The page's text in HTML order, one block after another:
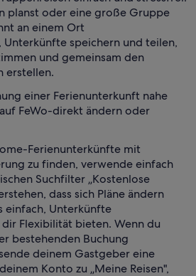
planst oder eine große Gruppe
an einem Ort
Unterkünfte speichern und teilen,
und gemeinsam den
erstellen.
einer Ferienunterkunft nahe
FeWo-direkt ändern oder
Ferienunterkünfte mit
zu finden, verwende einfach
Suchfilter „Kostenlose
dass sich Pläne ändern
einfach, Unterkünfte
Flexibilität bieten. Wenn du
bestehenden Buchung
deinem Gastgeber eine
Konto zu „Meine Reisen",